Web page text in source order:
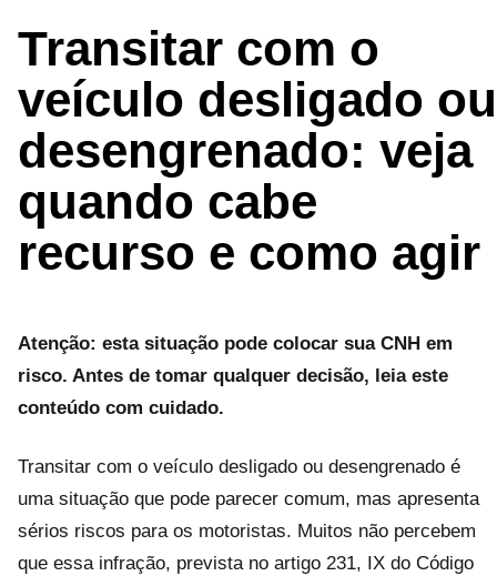
Transitar com o
veículo desligado ou
desengrenado: veja
quando cabe
recurso e como agir
Atenção: esta situação pode colocar sua CNH em
risco. Antes de tomar qualquer decisão, leia este
conteúdo com cuidado.
Transitar com o veículo desligado ou desengrenado é
uma situação que pode parecer comum, mas apresenta
sérios riscos para os motoristas. Muitos não percebem
que essa infração, prevista no artigo 231, IX do Código